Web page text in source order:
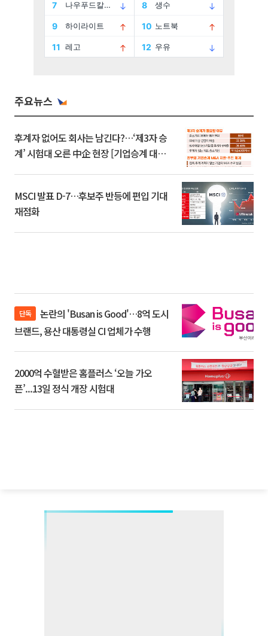
주요뉴스
후계자 없어도 회사는 남긴다?…‘제3자 승
계’ 시험대 오른 中企 현장 [기업승계 대전
MSCI 발표 D-7…후보주 반등에 편입 기대
재점화
단독
브랜드, 용산 대통령실 CI 업체가 수행
2000억 수혈받은 홈플러스 ‘오늘 가오
픈’...13일 정식 개장 시험대